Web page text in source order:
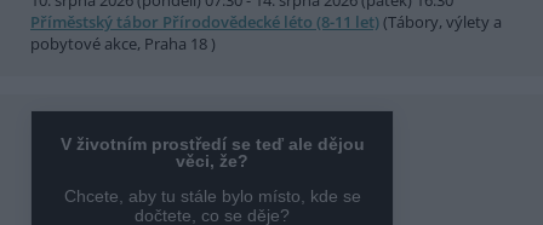
Příměstský tábor Přírodovědecké léto (8-11 let)(Tábory, výlety a
pobytové akce, Praha 18 )